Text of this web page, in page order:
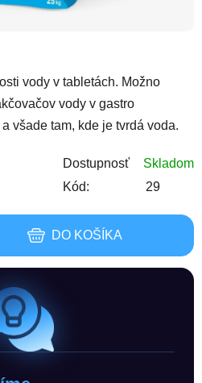
vody v tabletách. Možno
vody v gastro
všade tam, kde je tvrdá voda.
Dostupnosť
Skladom
Kód:
29
DO KOŠÍKA